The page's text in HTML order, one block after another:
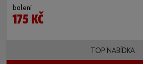
balení
175 KČ
TOP NABÍDKA